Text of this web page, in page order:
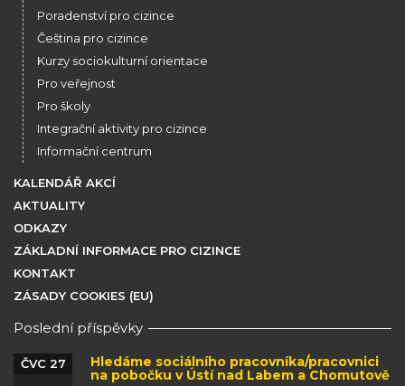
Poradenství pro cizince
Čeština pro cizince
Kurzy sociokulturní orientace
Pro veřejnost
Pro školy
Integrační aktivity pro cizince
Informační centrum
KALENDÁŘ AKCÍ
AKTUALITY
ODKAZY
ZÁKLADNÍ INFORMACE PRO CIZINCE
KONTAKT
ZÁSADY COOKIES (EU)
Poslední příspěvky
Hledáme sociálního pracovníka/pracovnici
na pobočku v Ústí nad Labem a Chomutově
ČVC 27